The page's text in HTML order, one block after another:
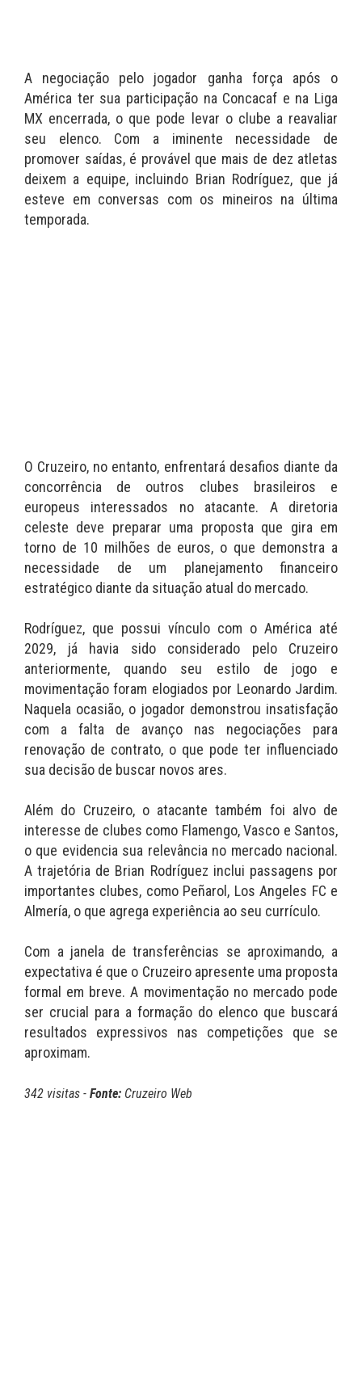
A negociação pelo jogador ganha força após o
América ter sua participação na Concacaf e na Liga
MX encerrada, o que pode levar o clube a reavaliar
seu elenco. Com a iminente necessidade de
promover saídas, é provável que mais de dez atletas
deixem a equipe, incluindo Brian Rodríguez, que já
esteve em conversas com os mineiros na última
temporada.
O Cruzeiro, no entanto, enfrentará desafios diante da
concorrência de outros clubes brasileiros e
europeus interessados no atacante. A diretoria
celeste deve preparar uma proposta que gira em
torno de 10 milhões de euros, o que demonstra a
necessidade de um planejamento financeiro
estratégico diante da situação atual do mercado.
Rodríguez, que possui vínculo com o América até
2029, já havia sido considerado pelo Cruzeiro
anteriormente, quando seu estilo de jogo e
movimentação foram elogiados por Leonardo Jardim.
Naquela ocasião, o jogador demonstrou insatisfação
com a falta de avanço nas negociações para
renovação de contrato, o que pode ter influenciado
sua decisão de buscar novos ares.
Além do Cruzeiro, o atacante também foi alvo de
interesse de clubes como Flamengo, Vasco e Santos,
o que evidencia sua relevância no mercado nacional.
A trajetória de Brian Rodríguez inclui passagens por
importantes clubes, como Peñarol, Los Angeles FC e
Almería, o que agrega experiência ao seu currículo.
Com a janela de transferências se aproximando, a
expectativa é que o Cruzeiro apresente uma proposta
formal em breve. A movimentação no mercado pode
ser crucial para a formação do elenco que buscará
resultados expressivos nas competições que se
aproximam.
342 visitas - Fonte: Cruzeiro Web